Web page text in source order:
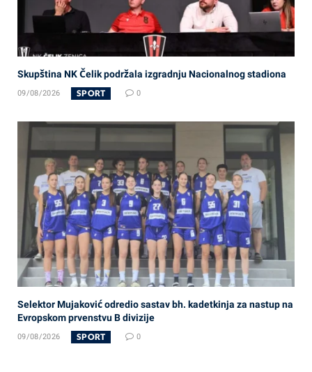
Skupština NK Čelik podržala izgradnju Nacionalnog stadiona
09/08/2026 SPORT 0
Selektor Mujaković odredio sastav bh. kadetkinja za nastup na
Evropskom prvenstvu B divizije
09/08/2026 SPORT 0